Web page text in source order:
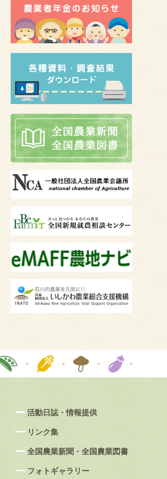
活動日誌・情報提供
リンク集
全国農業新聞・全国農業図書
フォトギャラリー